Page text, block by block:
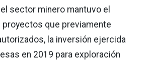
sector minero mantuvo el
proyectos que previamente
la inversión ejercida
en 2019 para exploración